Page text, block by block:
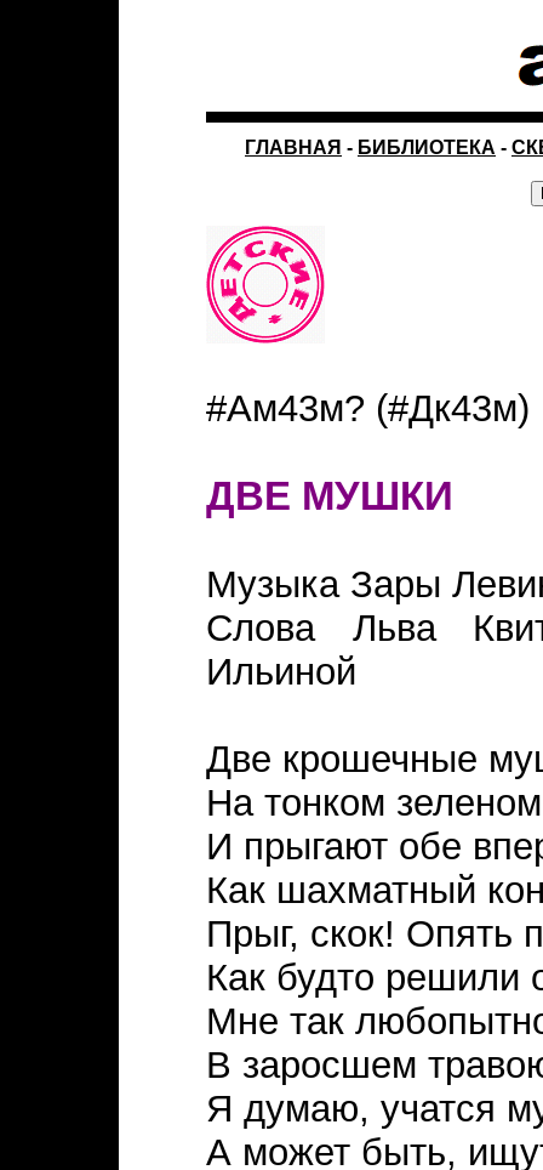
ГЛАВНАЯ - БИБЛИОТЕКА -
#Ам43м? (#Дк43м)
ДВЕ МУШКИ
Музыка Зары
Слова Льва
Ильиной
Две крошечные
На тонком
И прыгают обе
Как шахматный
Прыг, скок! Опять
Как будто решили
Мне так
В заросшем
Я думаю, учатся
А может быть,